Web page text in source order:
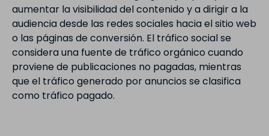
aumentar la visibilidad del contenido y a dirigir a la
audiencia desde las redes sociales hacia el sitio web
o las páginas de conversión. El tráfico social se
considera una fuente de tráfico orgánico cuando
proviene de publicaciones no pagadas, mientras
que el tráfico generado por anuncios se clasifica
como tráfico pagado.